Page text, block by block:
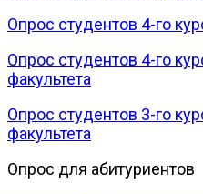
Опрос студентов 4-го
Опрос студентов 4-го
факультета
Опрос студентов 3-го
факультета
Опрос для абитуриентов